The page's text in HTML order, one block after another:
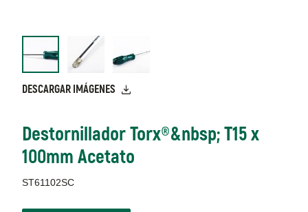
DESCARGAR IMÁGENES
Destornillador Torx®&nbsp; T15 x
100mm Acetato
ST61102SC